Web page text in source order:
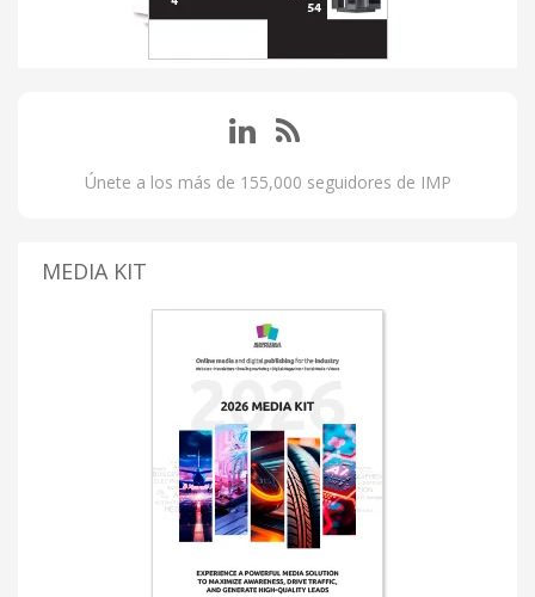
Únete a los más de 155,000 seguidores de IMP
MEDIA KIT